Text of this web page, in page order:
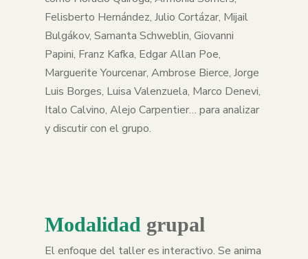
Felisberto Hernández, Julio Cortázar, Mijail
Bulgákov, Samanta Schweblin, Giovanni
Papini, Franz Kafka, Edgar Allan Poe,
Marguerite Yourcenar, Ambrose Bierce, Jorge
Luis Borges, Luisa Valenzuela, Marco Denevi,
Italo Calvino, Alejo Carpentier… para analizar
y discutir con el grupo.
Modalidad grupal
El enfoque del taller es interactivo. Se anima